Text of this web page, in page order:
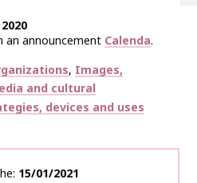
announcement Calenda.
Images,
and cultural
devices and uses
15/01/2021